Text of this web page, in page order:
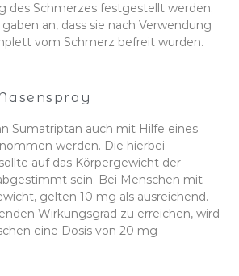
des Schmerzes festgestellt werden.
an, dass sie nach Verwendung
vom Schmerz befreit wurden.
Sumatriptan auch mit Hilfe eines
werden. Die hierbei
auf das Körpergewicht der
sein. Bei Menschen mit
gelten 10 mg als ausreichend.
Wirkungsgrad zu erreichen, wird
eine Dosis von 20 mg